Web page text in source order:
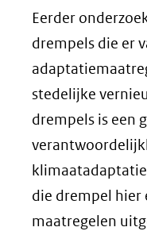
Eerder
drempels die er
stedelijke
drempels is een
die drempel hier
maatregelen